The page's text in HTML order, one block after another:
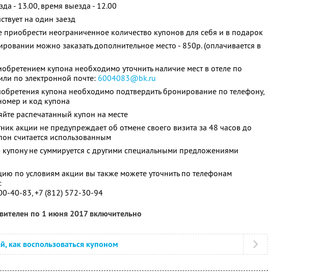
- 13.00, время выезда - 12.00
на один заезд
неограниченное количество купонов для себя и в подарок
можно заказать дополнительное место - 850р. (оплачивается в
купона необходимо уточнить наличие мест в отеле по
по электронной почте: 6004083@bk.ru
купона необходимо подтвердить бронирование по телефону,
и код купона
распечатанный купон на месте
акции не предупреждает об отмене своего визита за 48 часов до
считается использованным
не суммируется с другими специальными предложениями
по условиям акции вы также можете уточнить по телефонам
40-83, +7 (812) 572-30-94
по 1 июня 2017 включительно
как воспользоваться купоном